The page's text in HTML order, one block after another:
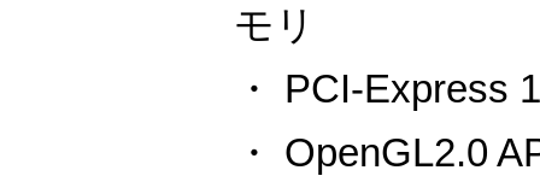
モリ
・ PCI-Express
・ OpenGL2.0